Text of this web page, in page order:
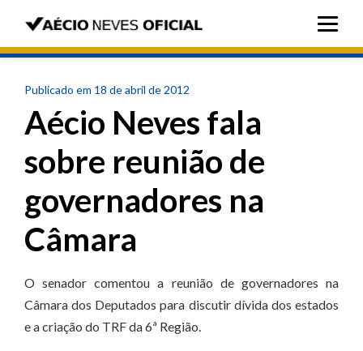
Publicado em 18 de abril de 2012
Aécio Neves fala
sobre reunião de
governadores na
Câmara
O senador comentou a reunião de governadores na
Câmara dos Deputados para discutir dívida dos estados
e a criação do TRF da 6ª Região.